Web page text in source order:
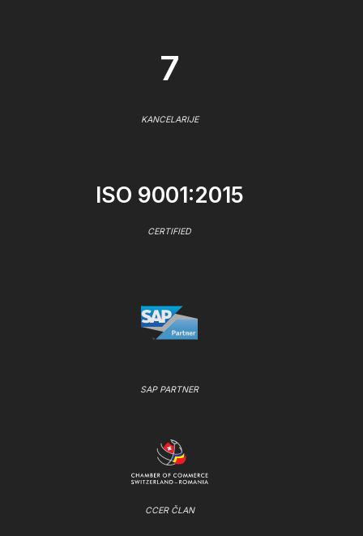
7
KANCELARIJE
ISO 9001:2015
CERTIFIED
SAP PARTNER
CCER ČLAN